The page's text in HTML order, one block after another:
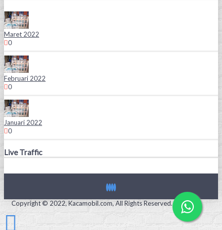
Maret 2022
0
Februari 2022
0
Januari 2022
0
Live Traffic
Copyright © 2022, Kacamobil.com, All Rights Reserved.